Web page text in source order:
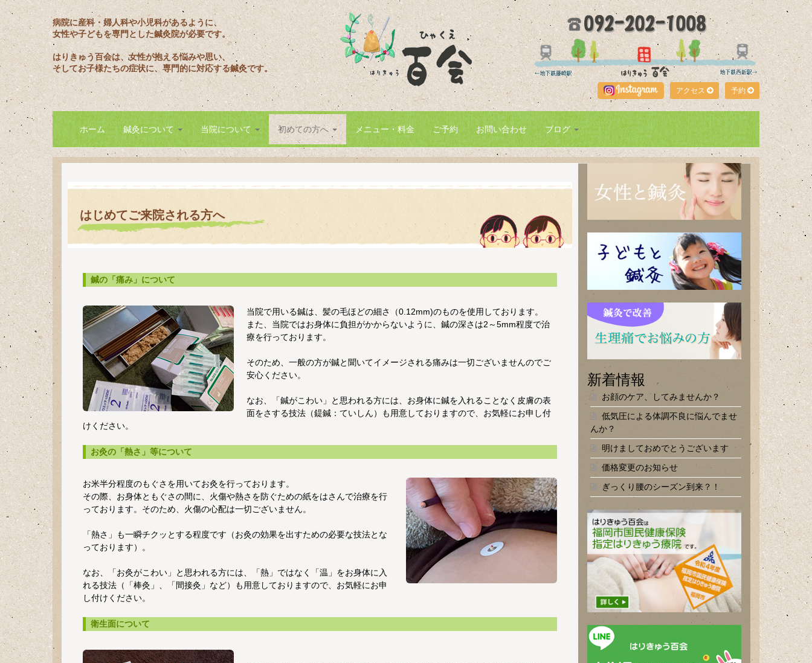
病院に産科・婦人科や小児科があるように、
女性や子どもを専門とした鍼灸院が必要です。
はりきゅう百会は、女性が抱える悩みや思い、
そしてお子様たちの症状に、専門的に対応する鍼灸です。
予約
アクセス
ホーム 鍼灸について 当院について 初めての方へ メニュー・料金 ご予約 お問い合わせ ブログ
はじめてご来院される方へ
鍼の「痛み」について
当院で用いる鍼は、髪の毛ほどの細さ（0.12mm)のものを使用しております。
また、当院ではお身体に負担がかからないように、鍼の深さは2～5mm程度で治
療を行っております。
そのため、一般の方が鍼と聞いてイメージされる痛みは一切ございませんのでご
安心ください。
なお、「鍼がこわい」と思われる方には、お身体に鍼を入れることなく皮膚の表
面をさする技法（鍉鍼：ていしん）も用意しておりますので、お気軽にお申し付
けください。
お灸の「熱さ」等について
お米半分程度のもぐさを用いてお灸を行っております。
その際、お身体ともぐさの間に、火傷や熱さを防ぐための紙をはさんで治療を行
っております。そのため、火傷の心配は一切ございません。
「熱さ」も一瞬チクッとする程度です（お灸の効果を出すための必要な技法とな
っております）。
なお、「お灸がこわい」と思われる方には、「熱」ではなく「温」をお身体に入
れる技法（「棒灸」、「間接灸」など）も用意しておりますので、お気軽にお申
し付けください。
衛生面について
新着情報
お顔のケア、してみませんか？
低気圧による体調不良に悩んでませ
んか？
明けましておめでとうございます
価格変更のお知らせ
ぎっくり腰のシーズン到来？！